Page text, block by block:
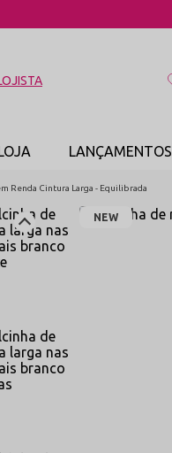
LANÇAMENTOS
Renda Cintura Larga - Equilibrada
NEW